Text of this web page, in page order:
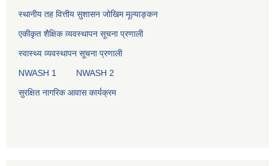
स्थानीय तह वित्तीय सुशासन जोखिम मूल्याङ्कन
एकीकृत शैक्षिक व्यवस्थापन सूचना प्रणाली
स्वास्थ्य व्यवस्थापन सूचना प्रणाली
NWASH 1
NWASH 2
सुरक्षित नागरिक आवास कार्यक्रम